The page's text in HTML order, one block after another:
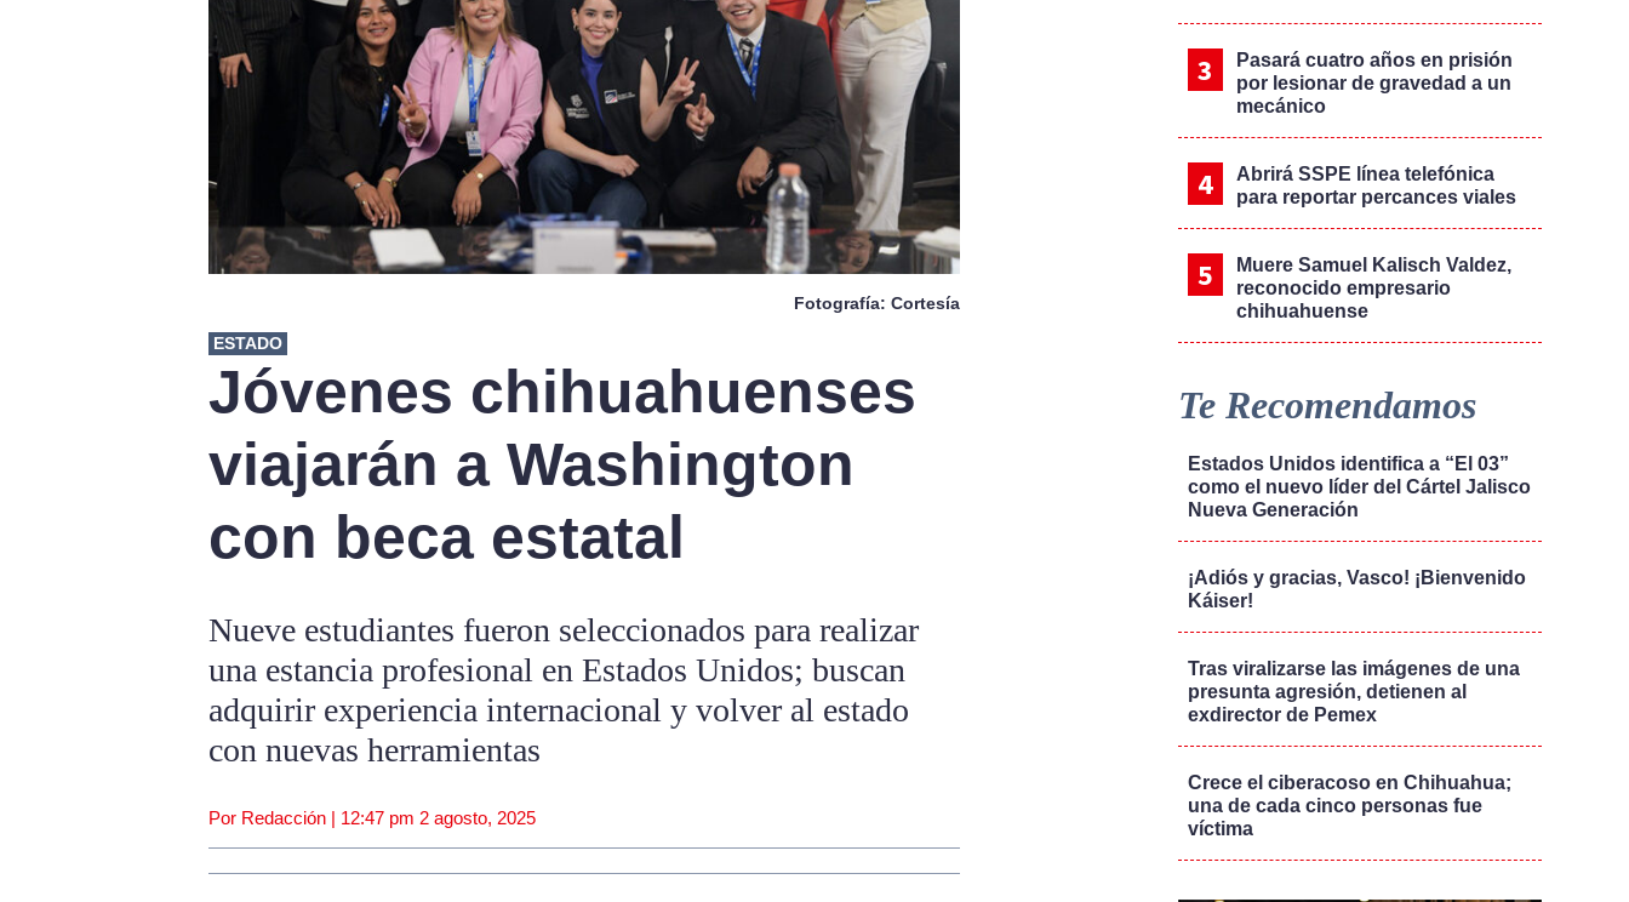
Fotografía: Cortesía
ESTADO
Jóvenes chihuahuenses
viajarán a Washington
con beca estatal
Nueve estudiantes fueron seleccionados para realizar
una estancia profesional en Estados Unidos; buscan
adquirir experiencia internacional y volver al estado
con nuevas herramientas
Por Redacción | 12:47 pm 2 agosto, 2025
Pasará cuatro años en prisión
por lesionar de gravedad a un
mecánico
Abrirá SSPE línea telefónica
para reportar percances viales
Muere Samuel Kalisch Valdez,
reconocido empresario
chihuahuense
Te Recomendamos
Estados Unidos identifica a “El 03”
como el nuevo líder del Cártel Jalisco
Nueva Generación
¡Adiós y gracias, Vasco! ¡Bienvenido
Káiser!
Tras viralizarse las imágenes de una
presunta agresión, detienen al
exdirector de Pemex
Crece el ciberacoso en Chihuahua;
una de cada cinco personas fue
víctima